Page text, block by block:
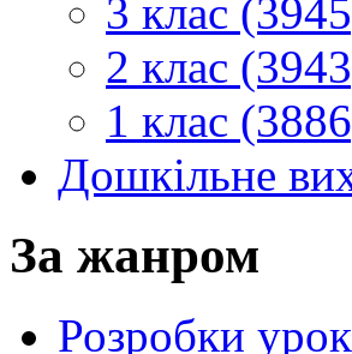
3 клас
2 клас
1 клас
Дошкільне
За жанром
Розробки